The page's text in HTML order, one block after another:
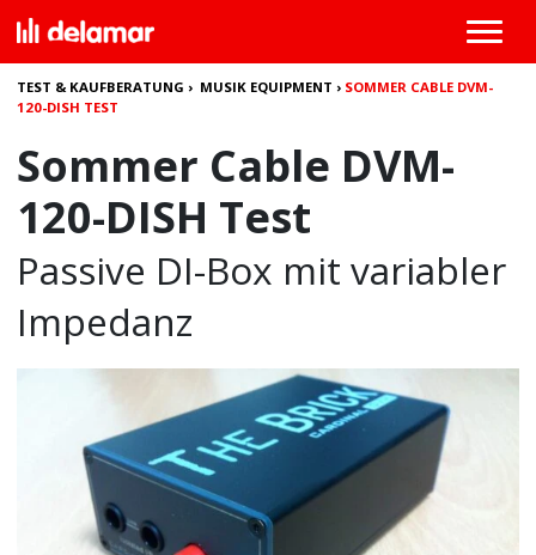
TEST & KAUFBERATUNG › MUSIK EQUIPMENT › SOMMER CABLE DVM-
120-DISH TEST
Sommer Cable DVM-
120-DISH Test
Passive DI-Box mit variabler
Impedanz